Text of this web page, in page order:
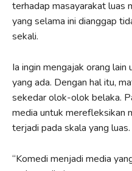
terhadap masayarakat luas
yang selama ini dianggap
sekali.
Ia ingin mengajak orang
yang ada. Dengan hal itu,
sekedar olok-olok belaka.
media untuk merefleksikan
terjadi pada skala yang luas.
“Komedi menjadi media